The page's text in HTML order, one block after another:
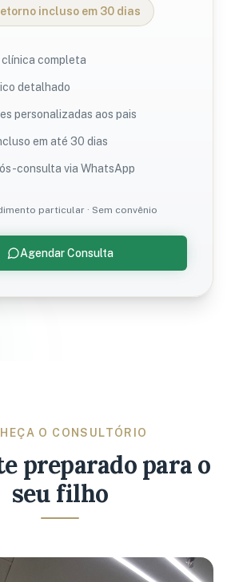
incluso em 30 dias
clínica completa
detalhado
personalizadas aos pais
em até 30 dias
consulta via WhatsApp
particular · Sem convênio
Agendar Consulta
O CONSULTÓRIO
preparado para o
seu filho